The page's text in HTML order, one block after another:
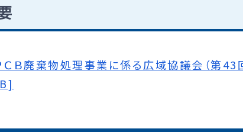
ＣＢ廃棄物処理事業に係る広域協議会（第43